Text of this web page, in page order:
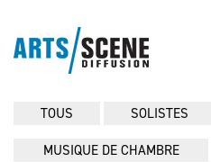
TOUS SOLISTES
MUSIQUE DE CHAMBRE